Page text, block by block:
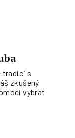
tradici s
zkušený
vybrat